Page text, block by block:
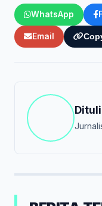
WhatsApp
Email